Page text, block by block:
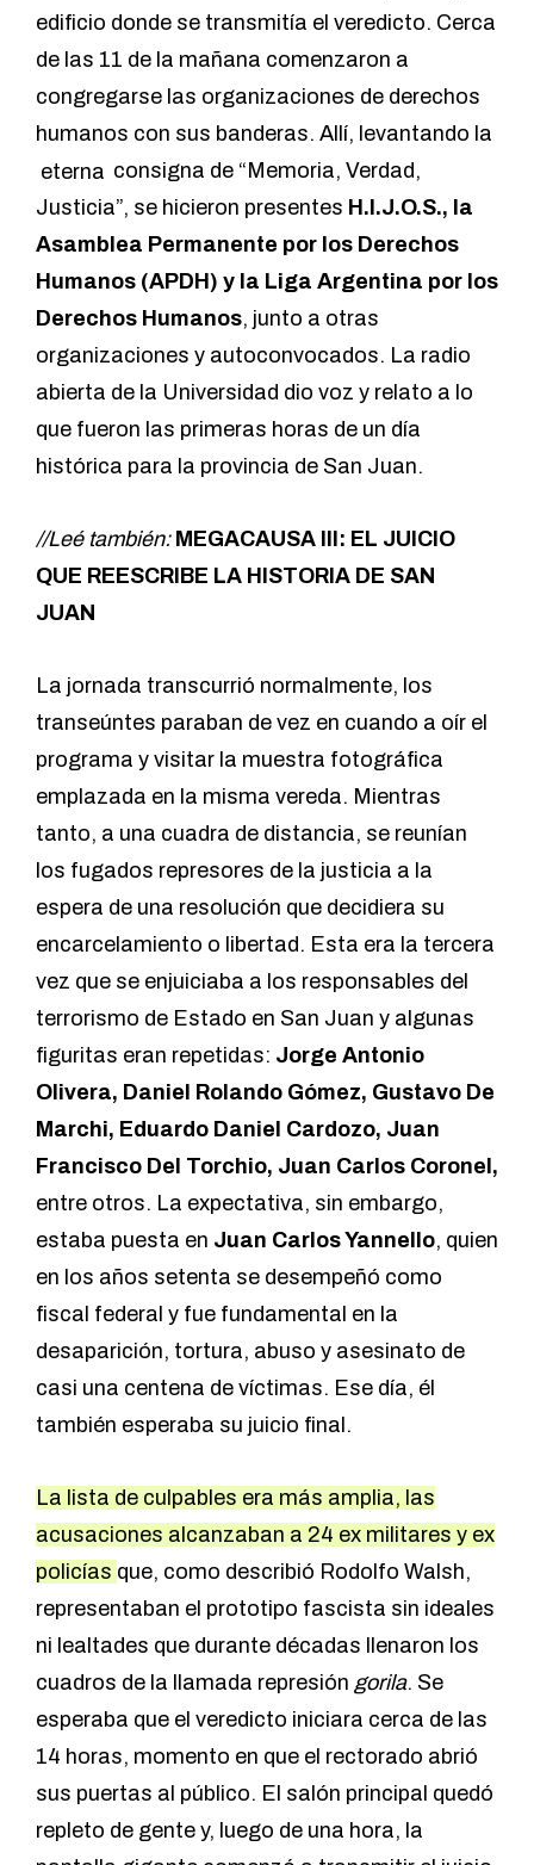
edificio donde se transmitía el veredicto. Cerca
de las 11 de la mañana comenzaron a
congregarse las organizaciones de derechos
humanos con sus banderas. Allí, levantando la
eterna consigna de “Memoria, Verdad,
Justicia”, se hicieron presentes H.I.J.O.S., la
Asamblea Permanente por los Derechos
Humanos (APDH) y la Liga Argentina por los
Derechos Humanos, junto a otras
organizaciones y autoconvocados. La radio
abierta de la Universidad dio voz y relato a lo
que fueron las primeras horas de un día
histórica para la provincia de San Juan.
//Leé también: MEGACAUSA III: EL JUICIO
QUE REESCRIBE LA HISTORIA DE SAN
JUAN
La jornada transcurrió normalmente, los
transeúntes paraban de vez en cuando a oír el
programa y visitar la muestra fotográfica
emplazada en la misma vereda. Mientras
tanto, a una cuadra de distancia, se reunían
los fugados represores de la justicia a la
espera de una resolución que decidiera su
encarcelamiento o libertad. Esta era la tercera
vez que se enjuiciaba a los responsables del
terrorismo de Estado en San Juan y algunas
figuritas eran repetidas: Jorge Antonio
Olivera, Daniel Rolando Gómez, Gustavo De
Marchi, Eduardo Daniel Cardozo, Juan
Francisco Del Torchio, Juan Carlos Coronel,
entre otros. La expectativa, sin embargo,
estaba puesta en Juan Carlos Yannello, quien
en los años setenta se desempeñó como
fiscal federal y fue fundamental en la
desaparición, tortura, abuso y asesinato de
casi una centena de víctimas. Ese día, él
también esperaba su juicio final.
La lista de culpables era más amplia, las
acusaciones alcanzaban a 24 ex militares y ex
policías que, como describió Rodolfo Walsh,
representaban el prototipo fascista sin ideales
ni lealtades que durante décadas llenaron los
cuadros de la llamada represión gorila. Se
esperaba que el veredicto iniciara cerca de las
14 horas, momento en que el rectorado abrió
sus puertas al público. El salón principal quedó
repleto de gente y, luego de una hora, la